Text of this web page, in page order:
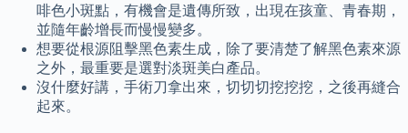
啡色小斑點，有機會是遺傳所致，出現在孩童、青春期，
並隨年齡增長而慢慢變多。
想要從根源阻擊黑色素生成，除了要清楚了解黑色素來源
之外，最重要是選對淡斑美白產品。
沒什麼好講，手術刀拿出來，切切切挖挖挖，之後再縫合
起來。